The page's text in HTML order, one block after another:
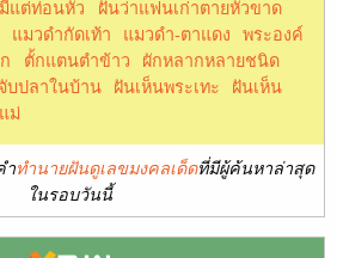
แต่ท่อนหัว
ฝันว่าแฟนเก่าตายหัวขาด
แมวดำกัดเท้า แมวดำ-ตาแดง พระองค์
ตั้กแตนตำข้าว ผักหลากหลายชนิด
จับปลาในบ้าน ฝันเห็นพระเทะ ฝันเห็น
ม่
ำทำนายฝันดูเลขมงคลเด็ดที่มีผู้ค้นหาล่าสุด
ในรอบวันนี้